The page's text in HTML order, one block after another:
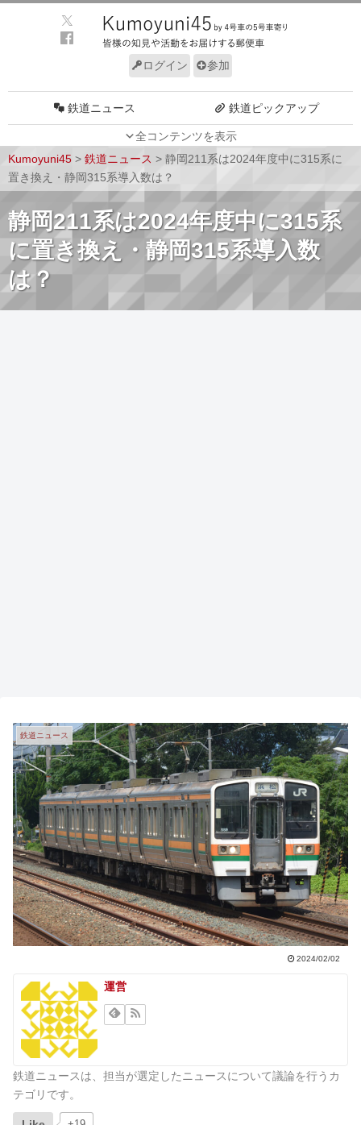
ログイン 参加
全コンテンツを表示
鉄道ニュース 鉄道ピックアップ
車両技術
ルール サイトについて
Kumoyuni45 > 鉄道ニュース > 静岡211系は2024年度中に315系に
置き換え・静岡315系導入数は？
静岡211系は2024年度中に315系
に置き換え・静岡315系導入数
は？
鉄道ニュース
2024/02/02
運営
鉄道ニュースは、担当が選定したニュースについて議論を行うカ
テゴリです。